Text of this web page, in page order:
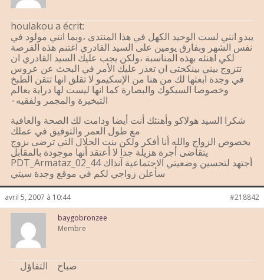
houlakou a écrit:
يبدو انني لست الوحيد الكهل في هذا المنتدى ،وبما انني مولود في
نفس الشهر وبفارق يومين على السيد القادري اغتنم هذه الفرصة
لكي اهنئه بهذه المناسبة ،ولكن يجب عليك السيد القادري ان
تتزوج بيني بينكحتى ان تعذر عليك الأمر في البحث عن عروس
في وجدة ابعثها لك من هنا من الإسكيمو لا تقلق انها تتقن الطبخ
وخصوصا السيكوك والبصارة كما انها ليست لها دراية بعالم
التبخيرة والمجمر ولفقيه٠
شكرا السيد هولاكو وأهنئك أنت أيضا ودامت لك الصحة والعافية
مع طول العمر والتوفيق في عملك
بخصوص الزواج والله أنا أفكر ولكن بنت الحلال التي ترضى بزوج
يتقاضى أجرة هزيلة جدا لا أعتقد أنها موجودة بالمقابل
PDT_Armataz_02_44 أجتهد لتحسين وضعيتي الاجتماعية آنذاك
سأعلن زواجي لكم في موقع وجدة سيتي
avril 5, 2007 à 10:44 #218842
baygobronzee
Membre
صباح التفاؤل